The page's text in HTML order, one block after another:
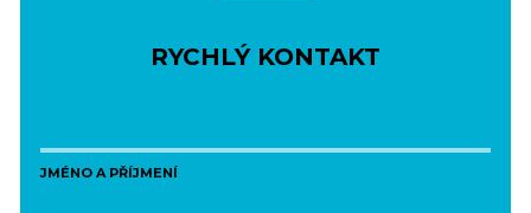
RYCHLÝ KONTAKT
JMÉNO A PŘÍJMENÍ